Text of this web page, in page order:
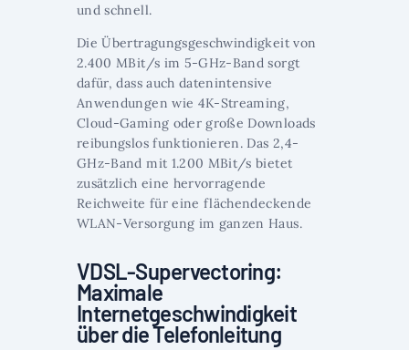
und schnell.
Die Übertragungsgeschwindigkeit von
2.400 MBit/s im 5-GHz-Band sorgt
dafür, dass auch datenintensive
Anwendungen wie 4K-Streaming,
Cloud-Gaming oder große Downloads
reibungslos funktionieren. Das 2,4-
GHz-Band mit 1.200 MBit/s bietet
zusätzlich eine hervorragende
Reichweite für eine flächendeckende
WLAN-Versorgung im ganzen Haus.
VDSL-Supervectoring:
Maximale
Internetgeschwindigkeit
über die Telefonleitung